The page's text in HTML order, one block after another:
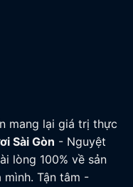
mang lại giá trị thực
Sài Gòn - Nguyệt
lòng 100% về sản
Tận tâm -